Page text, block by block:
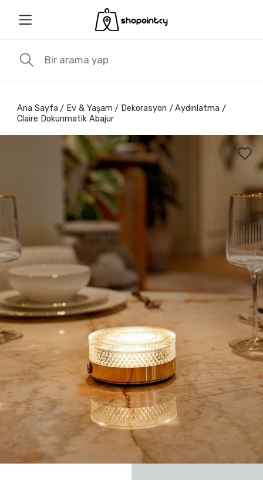
Ana Sayfa Ev & Yaşam Dekorasyon
Aydınlatma
Claire Dokunmatik Abajur